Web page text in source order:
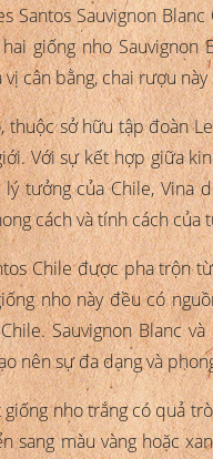
Santos Sauvignon
giống nho Sauvignon
cân bằng, chai rượu
sở hữu tập đoàn
Với sự kết hợp giữa
tưởng của Chile, Vina
cách và tính cách của
Chile được pha trộn
nho này đều có
Sauvignon Blanc
nên sự đa dạng và
giống nho trắng có quả
sang màu vàng hoặc